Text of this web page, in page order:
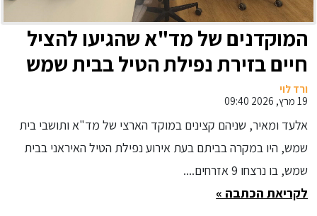
המוקדנים של מד"א שהגיעו להציל
חיים בזירת נפילת הטיל בבית שמש
ורד לוי
19 מרץ, 2026 09:40
אלעד ומאיר, שניהם קצינים במוקד הארצי של מד"א ותושבי בית
שמש, היו במקרה בביתם בעת אירוע נפילת הטיל האיראני בבית
שמש, בו נרצחו 9 אזרחים....
לקריאת הכתבה »